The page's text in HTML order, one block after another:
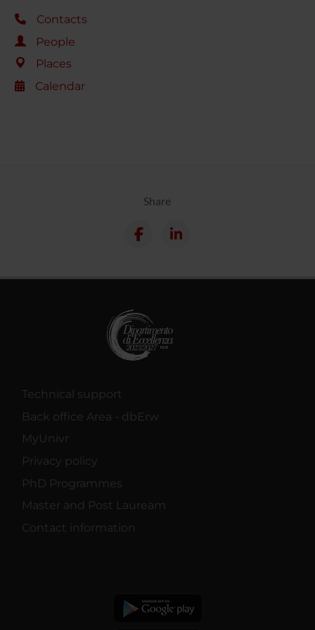
Contacts
People
Places
Calendar
Share
Technical support
Back office Area - dbErw
MyUnivr
Privacy policy
PhD Programmes
Master and Post Lauream
Contact information